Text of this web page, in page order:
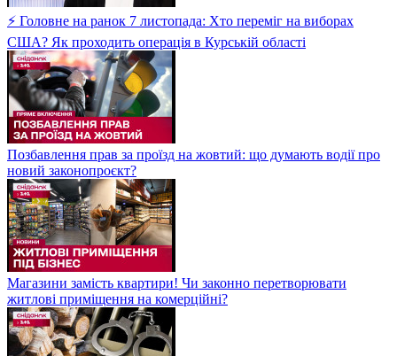
⚡ Головне на ранок 7 листопада: Хто переміг на виборах
США? Як проходить операція в Курській області
Позбавлення прав за проїзд на жовтий: що думають водії про
новий законопроєкт?
Магазини замість квартири! Чи законно перетворювати
житлові приміщення на комерційні?